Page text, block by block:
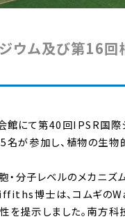
ウム及び第16回
にて第40回IPSR国
が参加し、植物の生
・分子レベルのメカニ
博士は、コムギの
を提示しました。南方